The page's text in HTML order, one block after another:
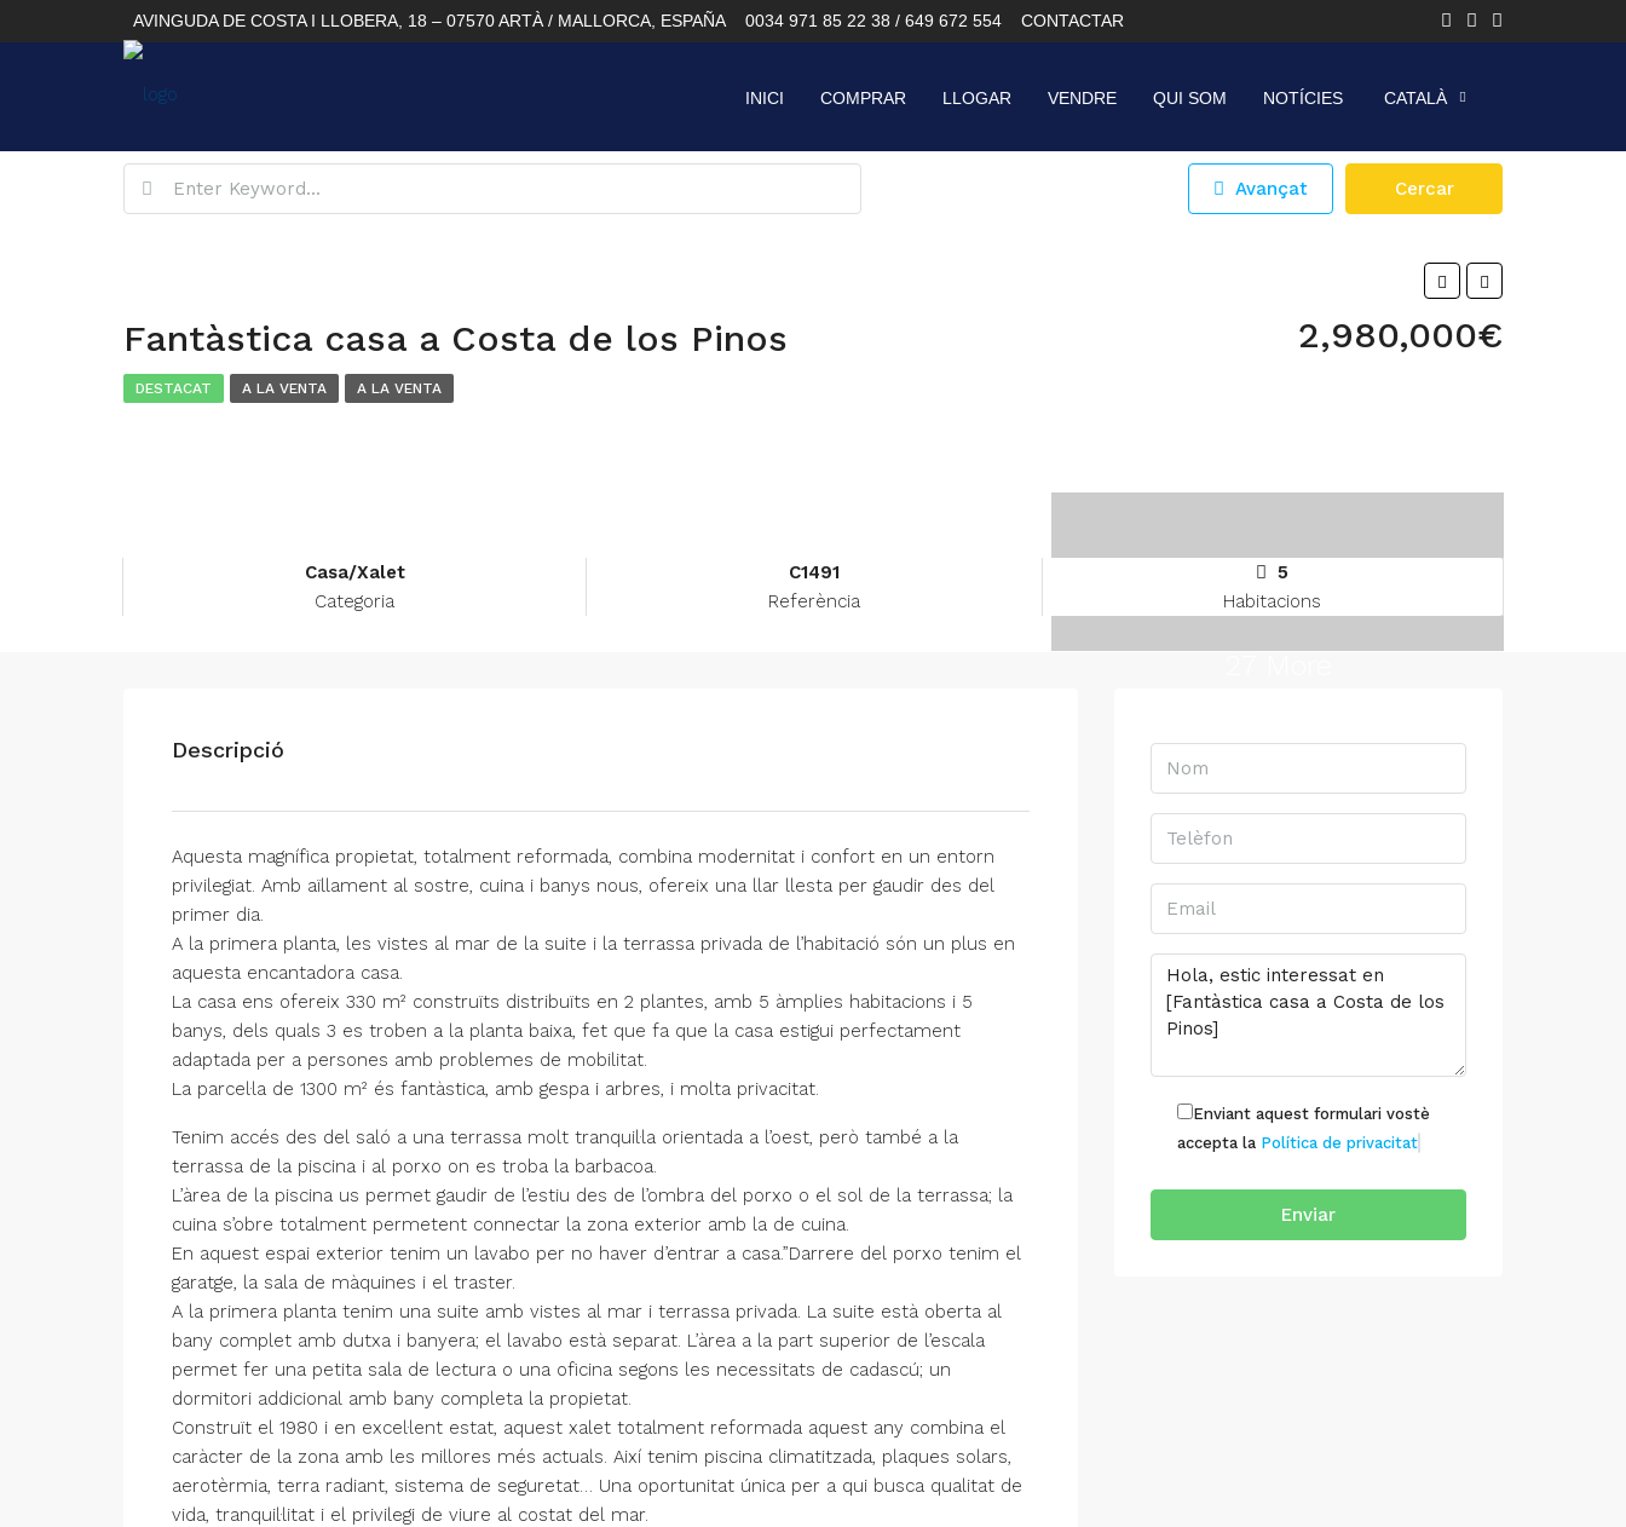
AVINGUDA DE COSTA I LLOBERA, 18 – 07570 ARTÀ / MALLORCA, ESPAÑA 0034 971 85 22 38 / 649 672 554 CONTACTAR
INICI COMPRAR LLOGAR VENDRE QUI SOM NOTÍCIES CATALÀ
Avançat Cercar
Fantàstica casa a Costa de los Pinos 2,980,000€
DESTACAT A LA VENTA A LA VENTA
Casa/Xalet
Categoria
C1491
Referència
5
Habitacions
Descripció
Aquesta magnífica propietat, totalment reformada, combina modernitat i confort en un entorn
privilegiat. Amb aïllament al sostre, cuina i banys nous, ofereix una llar llesta per gaudir des del
primer dia.
A la primera planta, les vistes al mar de la suite i la terrassa privada de l’habitació són un plus en
aquesta encantadora casa.
La casa ens ofereix 330 m² construïts distribuïts en 2 plantes, amb 5 àmplies habitacions i 5
banys, dels quals 3 es troben a la planta baixa, fet que fa que la casa estigui perfectament
adaptada per a persones amb problemes de mobilitat.
La parcel·la de 1300 m² és fantàstica, amb gespa i arbres, i molta privacitat.
Tenim accés des del saló a una terrassa molt tranquil·la orientada a l’oest, però també a la
terrassa de la piscina i al porxo on es troba la barbacoa.
L’àrea de la piscina us permet gaudir de l’estiu des de l’ombra del porxo o el sol de la terrassa; la
cuina s’obre totalment permetent connectar la zona exterior amb la de cuina.
En aquest espai exterior tenim un lavabo per no haver d’entrar a casa.”Darrere del porxo tenim el
garatge, la sala de màquines i el traster.
A la primera planta tenim una suite amb vistes al mar i terrassa privada. La suite està oberta al
bany complet amb dutxa i banyera; el lavabo està separat. L’àrea a la part superior de l’escala
permet fer una petita sala de lectura o una oficina segons les necessitats de cadascú; un
dormitori addicional amb bany completa la propietat.
Construït el 1980 i en excel·lent estat, aquest xalet totalment reformada aquest any combina el
caràcter de la zona amb les millores més actuals. Així tenim piscina climatitzada, plaques solars,
aerotèrmia, terra radiant, sistema de seguretat… Una oportunitat única per a qui busca qualitat de
vida, tranquil·litat i el privilegi de viure al costat del mar.
Enviant aquest formulari vostè
accepta la Política de privacitat
Enviar